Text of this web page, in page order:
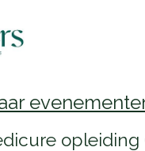
opleiding